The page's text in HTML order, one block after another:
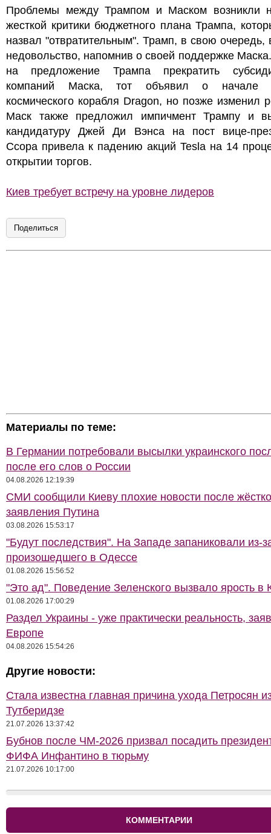
Проблемы между Трампом и Маском возникли
жесткой критики бюджетного плана Трампа,
назвал "отвратительным". Трамп, в свою очередь,
недовольство, напомнив о своей поддержке
на предложение Трампа прекратить
компаний Маска, тот объявил о начале
космического корабля Dragon, но позже изменил
Маск также предложил импичмент Трампу и
кандидатуру Джей Ди Вэнса на пост вице-
Ссора привела к падению акций Tesla на 14
открытии торгов.
Киев требует встречу на уровне лидеров
Поделиться
Материалы по теме:
В Германии потребовали высылки украинского
после его слов о России
04.08.2026 12:19:39
СМИ сообщили Киеву плохие новости после
заявления Путина
03.08.2026 15:53:17
"Будут последствия". На Западе запаниковали из-
произошедшего в Одессе
01.08.2026 15:56:52
"Это ад". Поведение Зеленского вызвало ярость в
01.08.2026 17:00:29
Раздел Украины - уже практически реальность,
Европе
04.08.2026 15:54:26
Другие новости:
Стала известна главная причина ухода Петросян
Тутберидзе
21.07.2026 13:37:42
Бубнов после ЧМ-2026 призвал посадить
ФИФА Инфантино в тюрьму
21.07.2026 10:17:00
КОММЕНТАРИИ